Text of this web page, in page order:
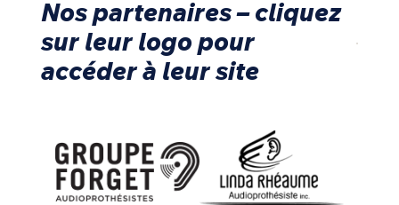
Nos partenaires – cliquez
sur leur logo pour
accéder à leur site